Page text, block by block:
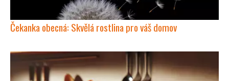
Čekanka obecná: Skvělá rostlina pro váš domov